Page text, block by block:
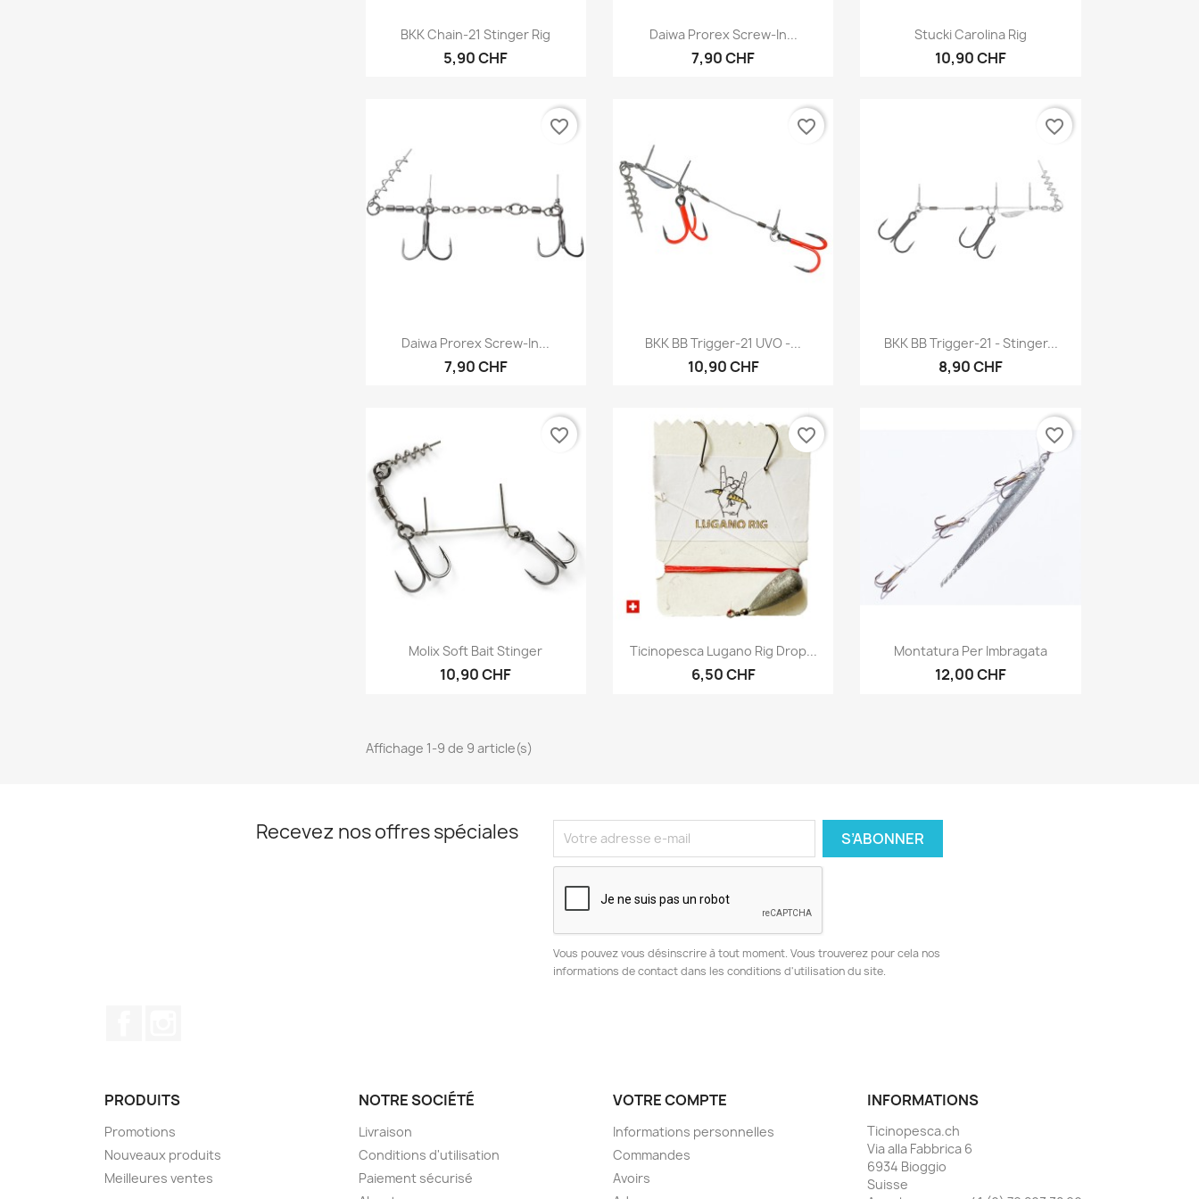
Aperçu rapide
BKK Chain-21 Stinger Rig
5,90 CHF
Aperçu rapide
Daiwa Prorex Screw-In...
7,90 CHF
Aperçu rapide
Stucki Carolina Rig
10,90 CHF
Aperçu rapide
Daiwa Prorex Screw-In...
7,90 CHF
favorite_border
Aperçu rapide
BKK BB Trigger-21 UVO -...
10,90 CHF
favorite_border
Aperçu rapide
BKK BB Trigger-21 - Stinger...
8,90 CHF
favorite_border
Aperçu rapide
Molix Soft Bait Stinger
10,90 CHF
favorite_border
Aperçu rapide
Ticinopesca Lugano Rig Drop...
6,50 CHF
favorite_border
Aperçu rapide
Montatura Per Imbragata
12,00 CHF
favorite_border
Affichage 1-9 de 9 article(s)
Recevez nos offres spéciales
Vous pouvez vous désinscrire à tout moment. Vous trouverez pour cela nos
informations de contact dans les conditions d'utilisation du site.
PRODUITS
Promotions
Nouveaux produits
Meilleures ventes
NOTRE SOCIÉTÉ
Livraison
Conditions d'utilisation
Paiement sécurisé
VOTRE COMPTE
Informations personnelles
Commandes
Avoirs
INFORMATIONS
Ticinopesca.ch
Via alla Fabbrica 6
6934 Bioggio
Suisse